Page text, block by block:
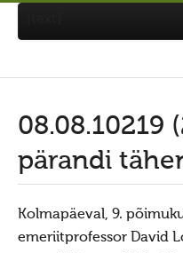
Koda
Taarausuliste ja
Eetikakoodeks
Põhikiri
Aastaaruanded
08.08.10219
pärandi
Kolmapäeval, 9.
emeriitprofessor David